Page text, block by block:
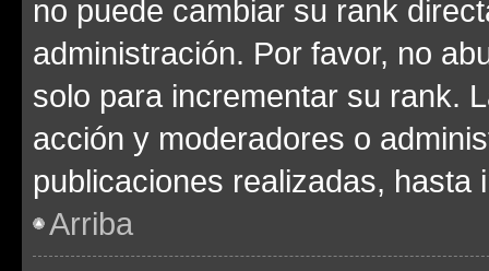
no puede cambiar su rank
administración. Por favor, no
solo para incrementar su rank.
acción y moderadores o
publicaciones realizadas, hasta
Arriba